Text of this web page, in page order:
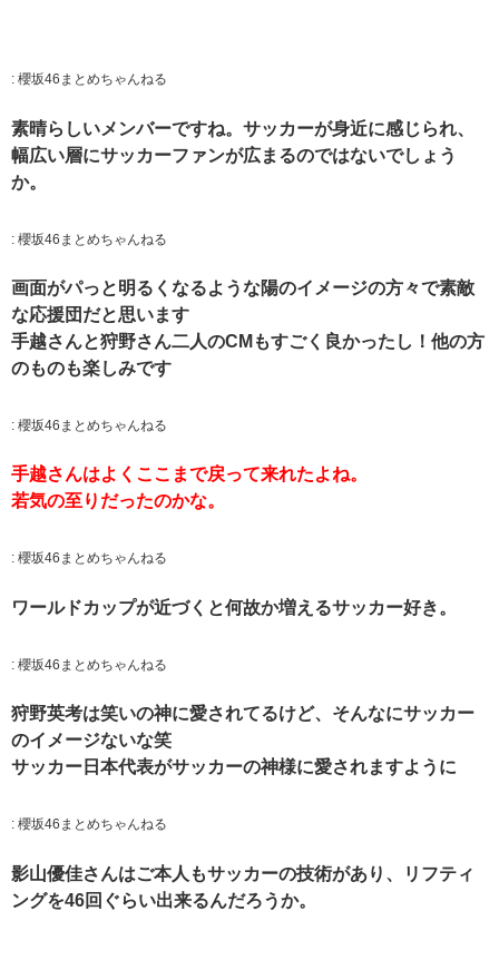
: 櫻坂46まとめちゃんねる
素晴らしいメンバーですね。サッカーが身近に感じられ、
幅広い層にサッカーファンが広まるのではないでしょう
か。
: 櫻坂46まとめちゃんねる
画面がパっと明るくなるような陽️のイメージの方々で素敵
な応援団だと思います️
手越さんと狩野さん二人のCMもすごく良かったし！他の方
のものも楽しみです️
: 櫻坂46まとめちゃんねる
手越さんはよくここまで戻って来れたよね。
若気の至りだったのかな。
: 櫻坂46まとめちゃんねる
ワールドカップが近づくと何故か増えるサッカー好き。
: 櫻坂46まとめちゃんねる
狩野英考は笑いの神に愛されてるけど、そんなにサッカー
のイメージないな笑
サッカー日本代表がサッカーの神様に愛されますように
: 櫻坂46まとめちゃんねる
影山優佳さんはご本人もサッカーの技術があり、リフティ
ングを46回ぐらい出来るんだろうか。